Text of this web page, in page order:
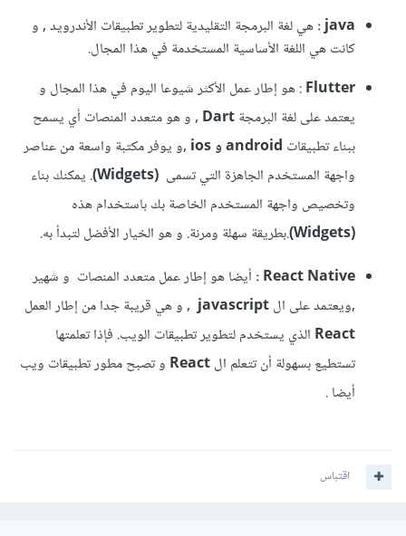
java
:هي لغة البرمجة التقليدية لتطوير تطبيقات الأندرويد , و
كانت هي اللغة الأساسية المستخدمة في هذا المجال.
Flutter : هو إطار عمل الأكثر شيوعا اليوم في هذا المجال و
يعتمد على لغة البرمجةDart ,
و هو متعدد المنصات أي يسمح
ببناء تطبيقات android و ios ,
و يوفر مكتبة واسعة من عناصر
واجهة المستخدم الجاهزة التي تسمى (Widgets)
. يمكنك بناء
وتخصيص واجهة المستخدم الخاصة بك باستخدام هذه
(Widgets)
.بطريقة سهلة ومرنة. و هو الخيار الأفضل لتبدأ به.
React Native أيضا هو إطار عمل متعدد المنصات و شهير
,ويعتمد على الjavascript, و هي قريبة جدا من إطار العمل
React الذي يستخدم لتطوير تطبيقات الويب. فإذا تعلمتها
تستطيع بسهولة أن تتعلم الReact و تصبح مطور تطبيقات ويب
أيضا .
اقتباس